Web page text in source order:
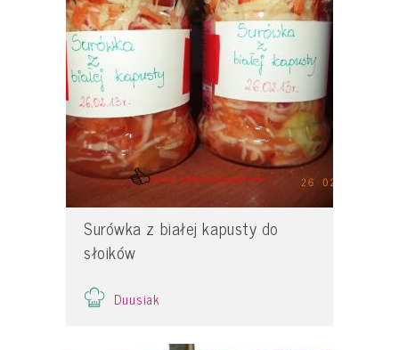
Surówka z białej kapusty do
słoików
Duusiak